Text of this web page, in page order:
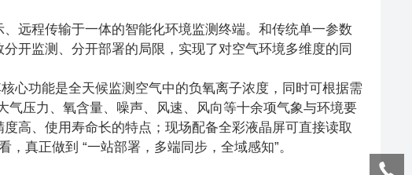
远程传输于一体的智能化环境监测终端。和传统单一参数
开监测、分开部署的局限，实现了对空气环境多维度的同
心功能是全天候监测空气中的负氧离子浓度，同时可根据需
压力、氧含量、噪声、风速、风向等十余项气象与环境要
高、使用寿命长的特点；现场配备全彩液晶屏可直接读取
真正做到 “一站部署，多端同步，全域感知”。